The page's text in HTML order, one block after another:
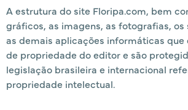
A estrutura do site Floripa.com, bem
gráficos, as imagens, as fotografias, os
as demais aplicações informáticas que
de propriedade do editor e são
legislação brasileira e internacional
propriedade intelectual.